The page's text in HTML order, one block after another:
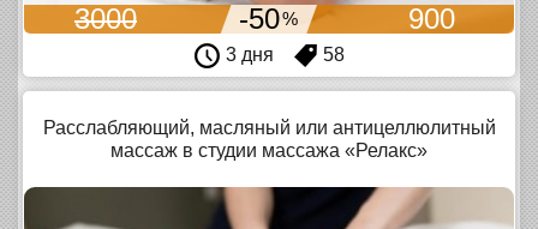
3000 -50% 900
3 дня 58
Расслабляющий, масляный или антицеллюлитный
массаж в студии массажа «Релакс»